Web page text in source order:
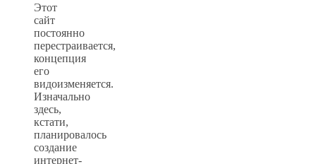
Этот
cайт
постоянно
перестраивается,
концепция
его
видоизменяется.
Изначально
здесь,
кстати,
планировалось
создание
интернет-